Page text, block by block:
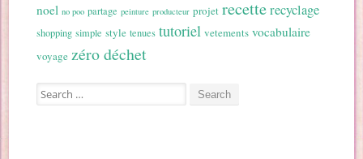
noel no poo partage peinture producteur projet recetterecyclage
shopping simple style tenues tutoriel vetements vocabulaire
voyage zéro déchet
Search for: